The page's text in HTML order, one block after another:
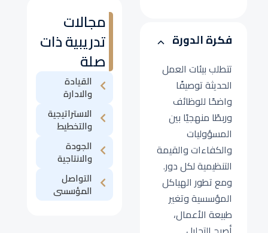
مجالات
تدريبية ذات
صلة
القيادة
والادارة
الاستراتيجية
والتخطيط
الجودة
والانتاجية
التواصل
المؤسسى
فكرة الدورة
تتطلب بيئات العمل
الحديثة توصيفًا
واضحًا للوظائف
وربطًا منهجيًا بين
المسؤوليات
والكفاءات والقيمة
التنظيمية لكل دور.
ومع تطور الهياكل
المؤسسية وتغير
طبيعة الأعمال،